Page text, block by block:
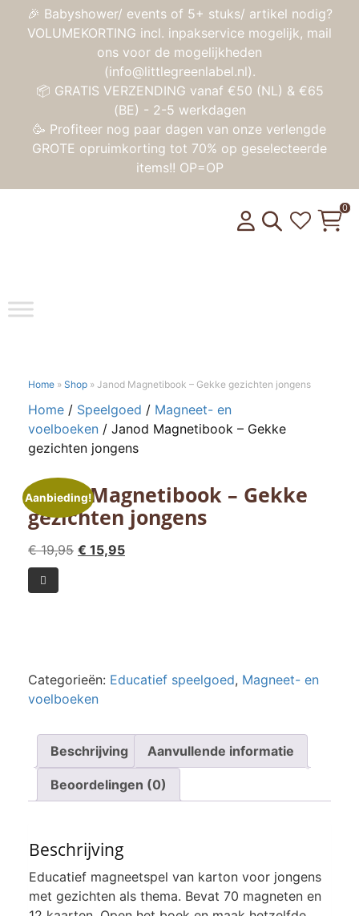
🎉 Babyshower/ events of 5+ stuks/ artikel nodig?
VOLUMEKORTING incl. inpakservice mogelijk, mail
ons voor de mogelijkheden
(info@littlegreenlabel.nl).
📦 GRATIS VERZENDING vanaf €50 (NL) & €65
(BE) - 2-5 werkdagen
🥳 Profiteer nog paar dagen van onze verlengde
GROTE opruimkorting tot 70% op geselecteerde
items!! OP=OP
Toggle
0
Home » Shop » Janod Magnetibook – Gekke gezichten jongens
Home / Speelgoed / Magneet- en
voelboeken / Janod Magnetibook – Gekke
gezichten jongens
Aanbieding!
Janod Magnetibook – Gekke
gezichten jongens
€19,95 Oorspronkelijke
€ 15,95Huidige
Janod
Magnetibook
jongens
aantal

Categorieën: Educatief speelgoed, Magneet- en
voelboeken
Beschrijving Aanvullende informatie
Beoordelingen (0)
Beschrijving
Educatief magneetspel van karton voor jongens
met gezichten als thema. Bevat 70 magneten en